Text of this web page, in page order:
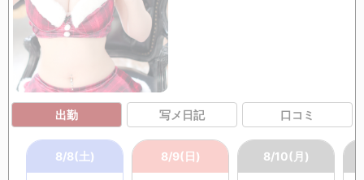
出勤 写メ日記 口コミ
8/8(土) 8/9(日) 8/10(月)